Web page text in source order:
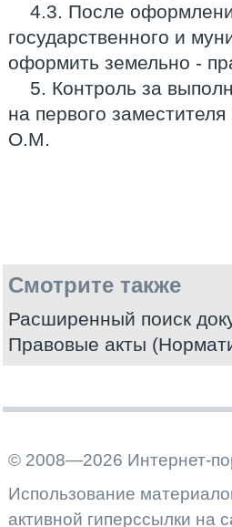
4.3. После
государственного и
оформить земельно -
5. Контроль за
на первого
О.М.
Смотрите также
Расширенный поиск
Правовые акты
© 2008—2026 Интернет-
Использование
активной гиперссылки на